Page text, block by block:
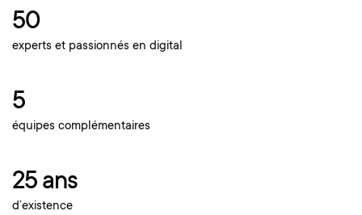
50
experts et passionnés en digital
5
équipes complémentaires
25 ans
d’existence